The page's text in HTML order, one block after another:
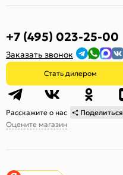
+7 (495) 023-25-00
Заказать звонок
Стать дилером
Расскажите о нас
Поделиться
Оцените магазин